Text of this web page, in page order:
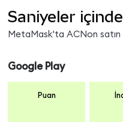
Saniyeler
MetaMask'ta ACNon satın
Google Play
Puan